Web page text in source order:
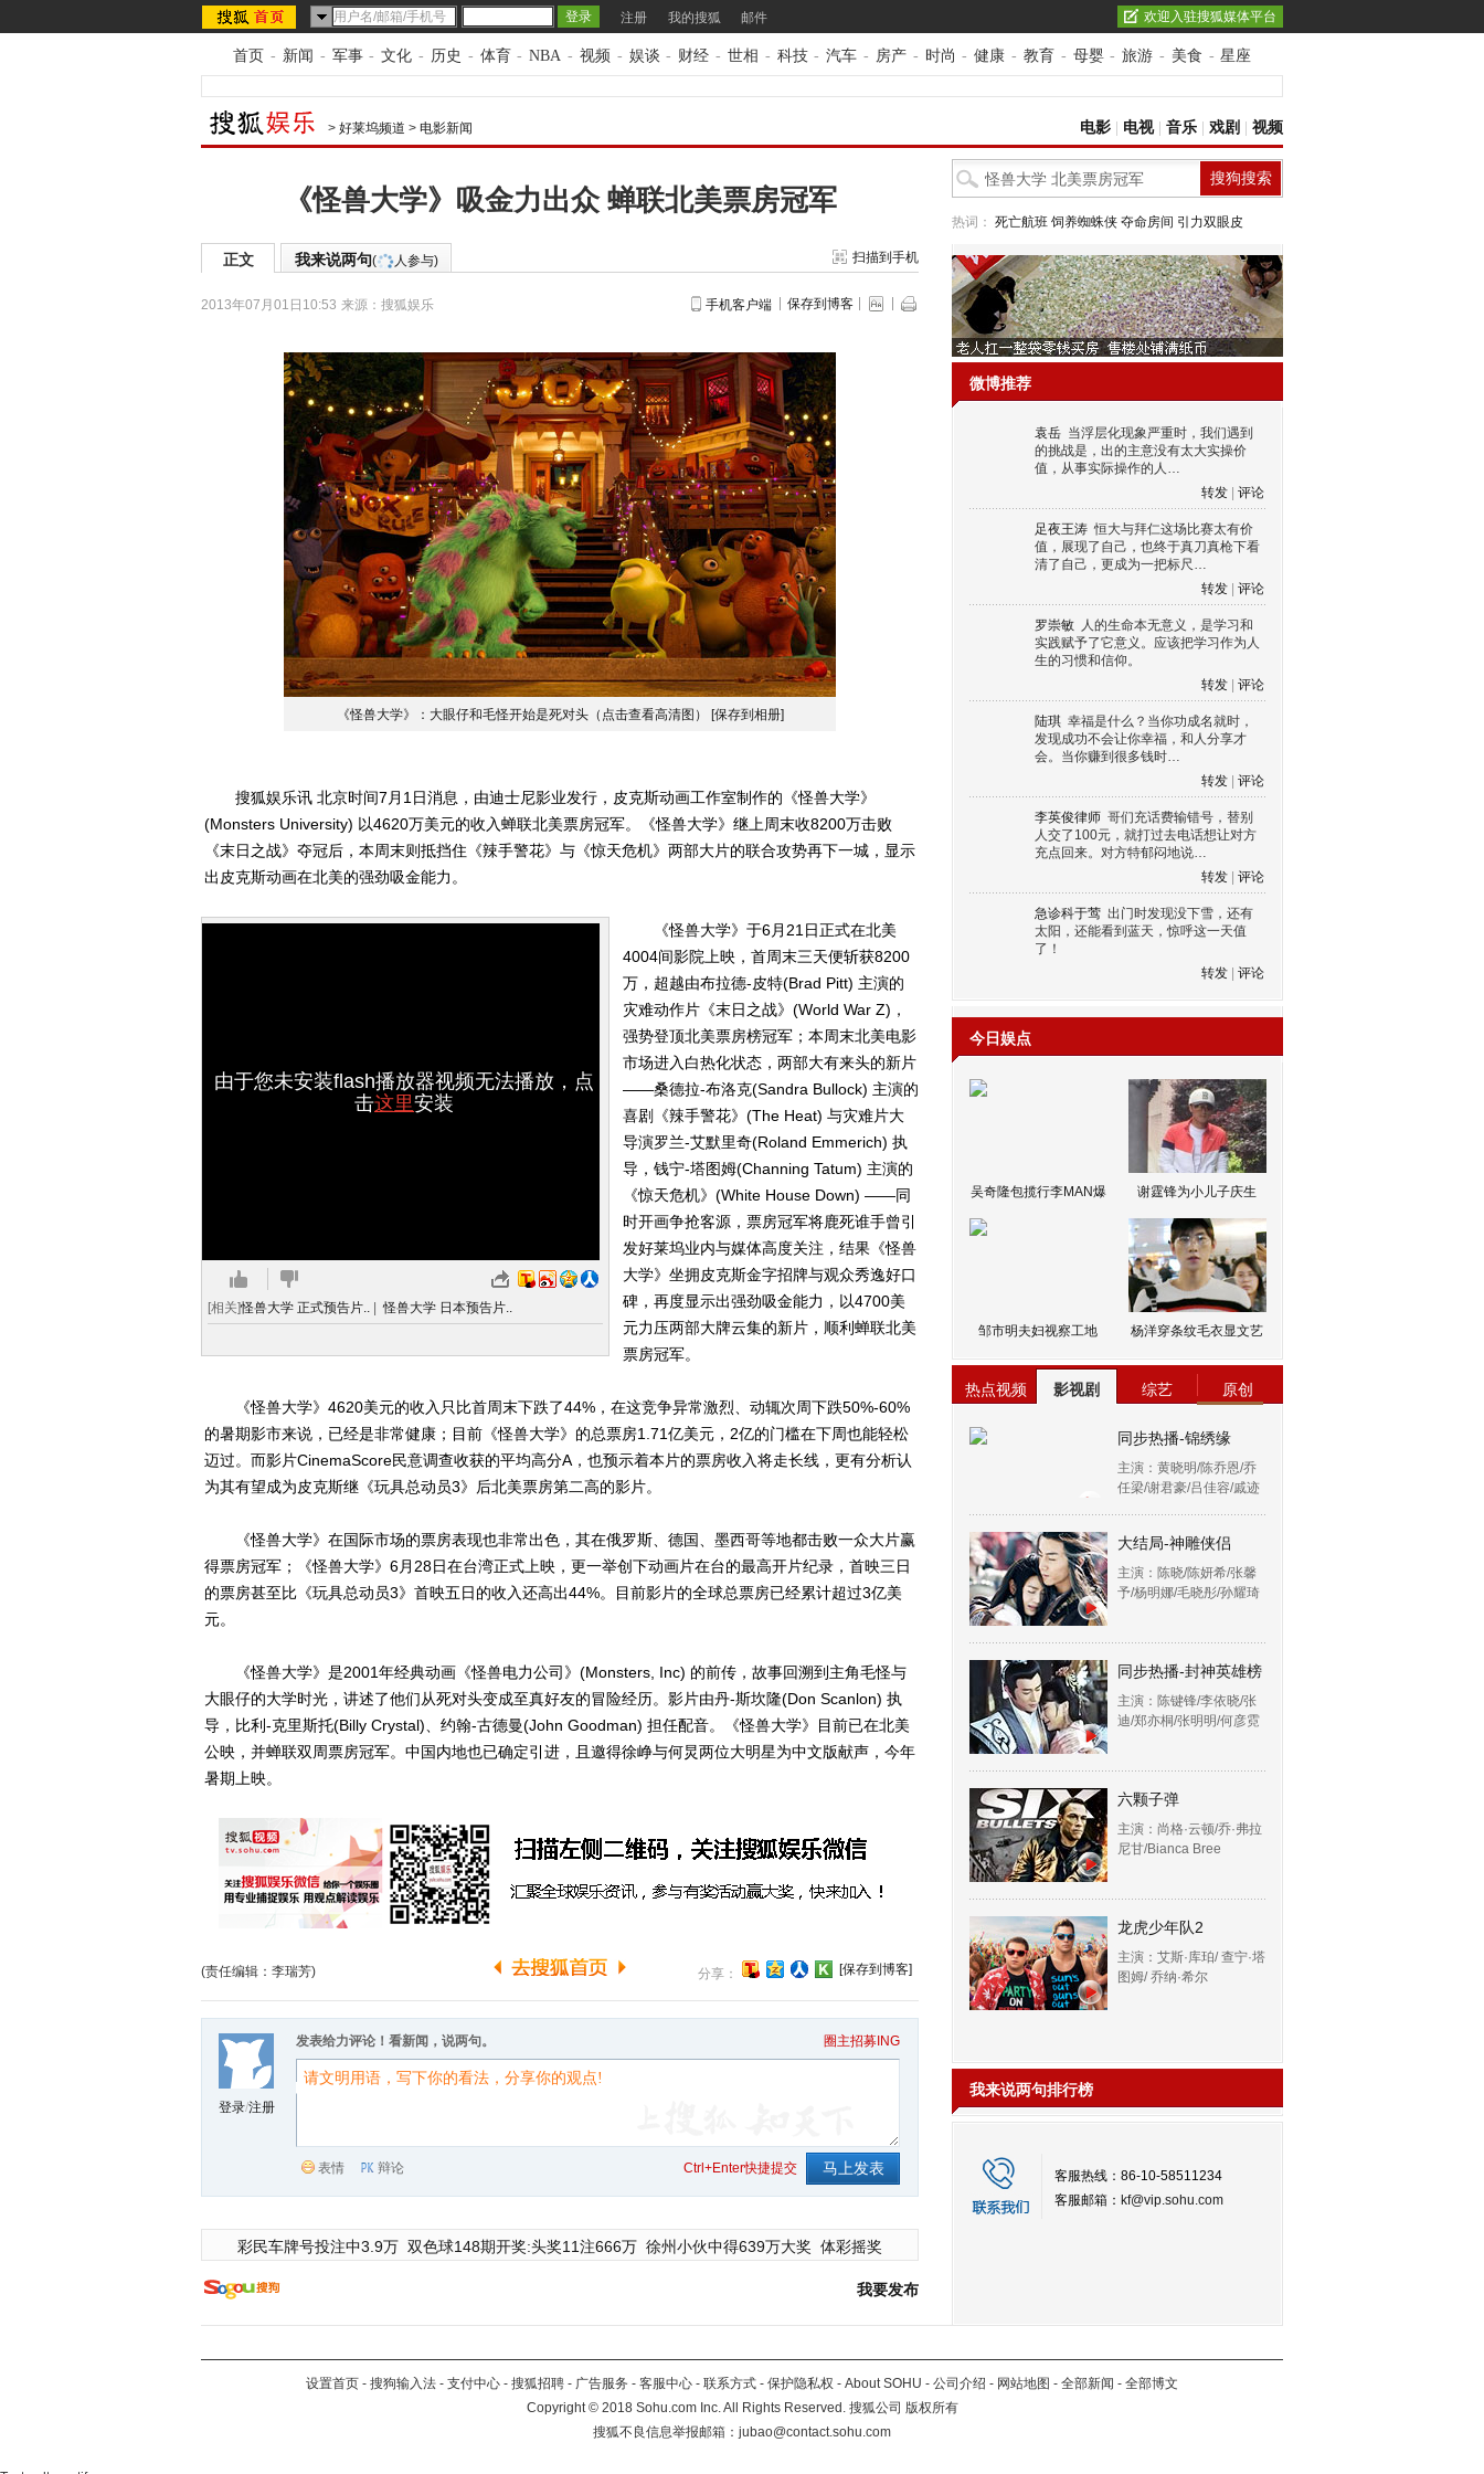
注册 我的搜狐 邮件 欢迎入驻搜狐媒体平台
首页 - 新闻 - 军事 - 文化 - 历史 - 体育 - NBA - 视频 - 娱谈 - 财经 - 世相 - 科技 - 汽车 - 房产 - 时尚 - 健康 - 教育 - 母婴 - 旅游 - 美食 - 星座
> 好莱坞频道 > 电影新闻 电影 电视| 音乐 戏剧 视频
《怪兽大学》吸金力出众 蝉联北美票房冠军
正文 我来说两句( 人参与) 扫描到手机
2013年07月01日10:53 来源： 搜狐娱乐 手机客户端 保存到博客
《怪兽大学》：大眼仔和毛怪开始是死对头（点击查看高清图） [保存到相册]
搜狐娱乐讯 北京时间7月1日消息，由迪士尼影业发行，皮克斯动画工作室制作的《怪兽大学》
(Monsters University) 以4620万美元的收入蝉联北美票房冠军。《怪兽大学》继上周末收8200万击败
《末日之战》夺冠后，本周末则抵挡住《辣手警花》与《惊天危机》两部大片的联合攻势再下一城，显示
出皮克斯动画在北美的强劲吸金能力。
由于您未安装flash播放器视频无法播放，点
击这里安装
[相关]怪兽大学 正式预告片.. |怪兽大学 日本预告片..
《怪兽大学》于6月21日正式在北美
4004间影院上映，首周末三天便斩获8200
万，超越由布拉德-皮特(Brad Pitt) 主演的
灾难动作片《末日之战》(World War Z)，
强势登顶北美票房榜冠军；本周末北美电影
市场进入白热化状态，两部大有来头的新片
——桑德拉-布洛克(Sandra Bullock) 主演的
喜剧《辣手警花》(The Heat) 与灾难片大
导演罗兰-艾默里奇(Roland Emmerich) 执
导，钱宁-塔图姆(Channing Tatum) 主演的
《惊天危机》(White House Down) ——同
时开画争抢客源，票房冠军将鹿死谁手曾引
发好莱坞业内与媒体高度关注，结果《怪兽
大学》坐拥皮克斯金字招牌与观众秀逸好口
碑，再度显示出强劲吸金能力，以4700美
元力压两部大牌云集的新片，顺利蝉联北美
票房冠军。
《怪兽大学》4620美元的收入只比首周末下跌了44%，在这竞争异常激烈、动辄次周下跌50%-60%
的暑期影市来说，已经是非常健康；目前《怪兽大学》的总票房1.71亿美元，2亿的门槛在下周也能轻松
迈过。而影片CinemaScore民意调查收获的平均高分A，也预示着本片的票房收入将走长线，更有分析认
为其有望成为皮克斯继《玩具总动员3》后北美票房第二高的影片。
《怪兽大学》在国际市场的票房表现也非常出色，其在俄罗斯、德国、墨西哥等地都击败一众大片赢
得票房冠军；《怪兽大学》6月28日在台湾正式上映，更一举创下动画片在台的最高开片纪录，首映三日
的票房甚至比《玩具总动员3》首映五日的收入还高出44%。目前影片的全球总票房已经累计超过3亿美
元。
《怪兽大学》是2001年经典动画《怪兽电力公司》(Monsters, Inc) 的前传，故事回溯到主角毛怪与
大眼仔的大学时光，讲述了他们从死对头变成至真好友的冒险经历。影片由丹-斯坎隆(Don Scanlon) 执
导，比利-克里斯托(Billy Crystal)、约翰-古德曼(John Goodman) 担任配音。《怪兽大学》目前已在北美
公映，并蝉联双周票房冠军。中国内地也已确定引进，且邀得徐峥与何炅两位大明星为中文版献声，今年
暑期上映。
(责任编辑：李瑞芳) 分享： [保存到博客]
登录/注册
发表给力评论！看新闻，说两句。 圈主招募ING
表情 辩论 Ctrl+Enter快捷提交
彩民车牌号投注中3.9万 双色球148期开奖:头奖11注666万 徐州小伙中得639万大奖 体彩摇奖
我要发布
热词： 死亡航班 饲养蜘蛛侠 夺命房间 引力双眼皮
微博推荐
袁岳 当浮层化现象严重时，我们遇到
的挑战是，出的主意没有太大实操价
值，从事实际操作的人…
转发
评论
足夜王涛 恒大与拜仁这场比赛太有价
值，展现了自己，也终于真刀真枪下看
清了自己，更成为一把标尺…
转发
评论
罗崇敏 人的生命本无意义，是学习和
实践赋予了它意义。应该把学习作为人
生的习惯和信仰。
转发
评论
陆琪 幸福是什么？当你功成名就时，
发现成功不会让你幸福，和人分享才
会。当你赚到很多钱时…
转发
评论
李英俊律师 哥们充话费输错号，替别
人交了100元，就打过去电话想让对方
充点回来。对方特郁闷地说…
转发
评论
急诊科于莺 出门时发现没下雪，还有
太阳，还能看到蓝天，惊呼这一天值
了！
转发
评论
今日娱点
吴奇隆包揽行李MAN爆 谢霆锋为小儿子庆生
邹市明夫妇视察工地 杨洋穿条纹毛衣显文艺
热点视频 影视剧 综艺 原创
同步热播-锦绣缘
主演：黄晓明/陈乔恩/乔
任梁/谢君豪/吕佳容/戚迹
大结局-神雕侠侣
主演：陈晓/陈妍希/张馨
予/杨明娜/毛晓彤/孙耀琦
同步热播-封神英雄榜
主演：陈键锋/李依晓/张
迪/郑亦桐/张明明/何彦霓
六颗子弹
主演：尚格·云顿/乔·弗拉
尼甘/Bianca Bree
龙虎少年队2
主演：艾斯·库珀/ 查宁·塔
图姆/ 乔纳·希尔
我来说两句排行榜
客服热线：86-10-58511234
客服邮箱： kf@vip.sohu.com
设置首页 - 搜狗输入法 - 支付中心 - 搜狐招聘 - 广告服务 - 客服中心 - 联系方式 - 保护隐私权 - About SOHU - 公司介绍 - 网站地图 - 全部新闻 - 全部博文
Copyright©2018 Sohu.com Inc. All Rights Reserved. 搜狐公司 版权所有
搜狐不良信息举报邮箱： jubao@contact.sohu.com